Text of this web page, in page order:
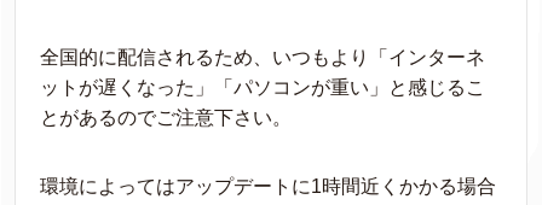
全国的に配信されるため、いつもより「インターネ
ットが遅くなった」「パソコンが重い」と感じるこ
とがあるのでご注意下さい。
環境によってはアップデートに1時間近くかかる場合